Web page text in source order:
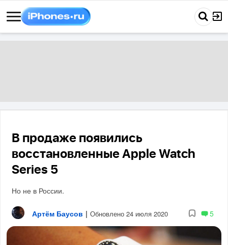
В продаже появились
восстановленные Apple Watch
Series 5
Но не в России.
Артём Баусов | Обновлено 24 июля 2020 5